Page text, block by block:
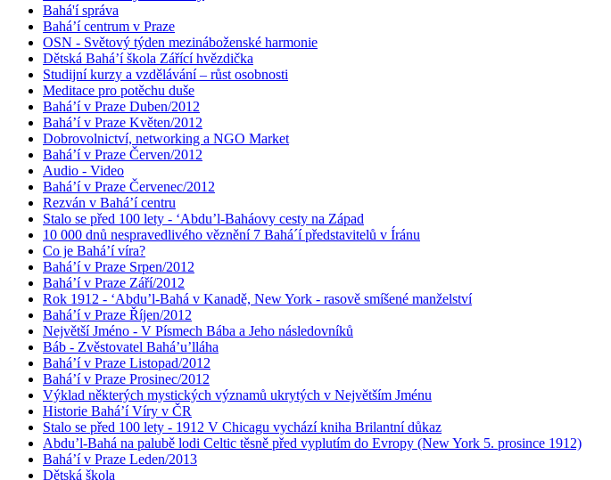
Bahá'í správa
Bahá’í centrum v Praze
OSN - Světový týden mezináboženské harmonie
Dětská Bahá’í škola Zářící hvězdička
Studijní kurzy a vzdělávání – růst osobnosti
Meditace pro potěchu duše
Bahá’í v Praze Duben/2012
Bahá’í v Praze Květen/2012
Dobrovolnictví, networking a NGO Market
Bahá’í v Praze Červen/2012
Audio - Video
Bahá’í v Praze Červenec/2012
Rezván v Bahá’í centru
Stalo se před 100 lety - ‘Abdu’l-Baháovy cesty na Západ
10 000 dnů nespravedlivého věznění 7 Bahá´í představitelů v Íránu
Co je Bahá’í víra?
Bahá’í v Praze Srpen/2012
Bahá’í v Praze Září/2012
Rok 1912 - ‘Abdu’l-Bahá v Kanadě, New York - rasově smíšené manželství
Bahá’í v Praze Říjen/2012
Největší Jméno - V Písmech Bába a Jeho následovníků
Báb - Zvěstovatel Bahá’u’lláha
Bahá’í v Praze Listopad/2012
Bahá’í v Praze Prosinec/2012
Výklad některých mystických významů ukrytých v Největším Jménu
Historie Bahá’í Víry v ČR
Stalo se před 100 lety - 1912 V Chicagu vychází kniha Brilantní důkaz
Abdu’l-Bahá na palubě lodi Celtic těsně před vyplutím do Evropy (New York 5. prosince 1912)
Bahá’í v Praze Leden/2013
Dětská škola